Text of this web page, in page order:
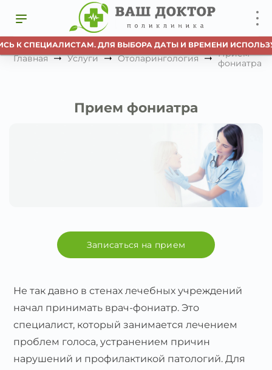
СПЕЦИАЛИСТАМ. ДЛЯ ВЫБОРА ДАТЫ И ВРЕМЕНИ
Главная Услуги Отоларингология
Прием
фониатра
Прием фониатра
Записаться на прием
Не так давно в стенах лечебных учреждений
начал принимать врач-фониатр. Это
специалист, который занимается лечением
проблем голоса, устранением причин
нарушений и профилактикой патологий. Для